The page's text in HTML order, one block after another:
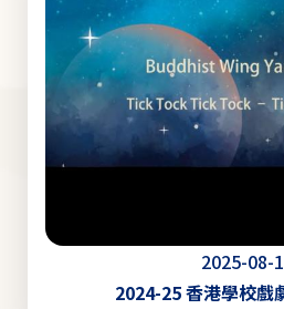
2025-08-
2024-25 香港學校戲